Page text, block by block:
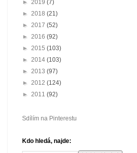
► 2019 (7)
► 2018 (21)
► 2017 (52)
► 2016 (92)
► 2015 (103)
► 2014 (103)
► 2013 (97)
► 2012 (124)
► 2011 (92)
Sdílím na Pinterestu
Kdo hledá, najde: